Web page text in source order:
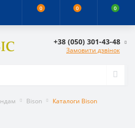
0 0 0
+38 (050) 301-43-48
Замовити дзвінок
Bison Каталоги Bison